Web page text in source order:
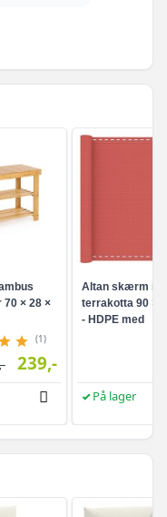
70 × 28 ×
(1)
239,-
Altan skærm i
terrakotta 90 ×
- HDPE med
På lager